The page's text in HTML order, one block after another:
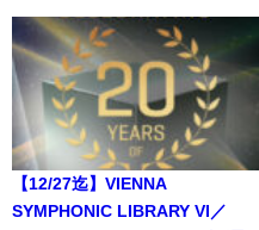
【12/27迄】VIENNA
SYMPHONIC LIBRARY VI／